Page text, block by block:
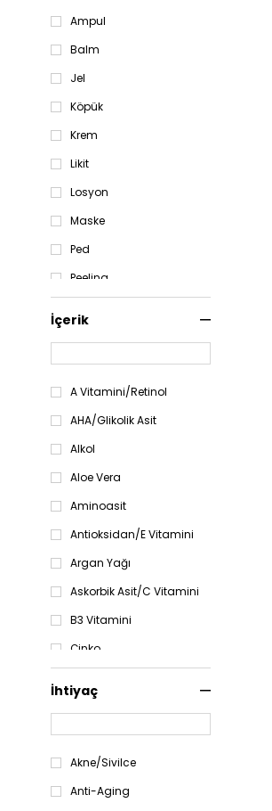
Ampul
Balm
Jel
Köpük
Krem
Likit
Losyon
Maske
Ped
Peeling
Su
Süt
Yağ
İçerik
A Vitamini/Retinol
AHA/Glikolik Asit
Alkol
Aloe Vera
Aminoasit
Antioksidan/E Vitamini
Argan Yağı
Askorbik Asit/C Vitamini
B3 Vitamini
Çinko
Hyalüronik Asit
Iris Ekstratı
Jojoba Yağı
İhtiyaç
Akne/Sivilce
Anti-Aging